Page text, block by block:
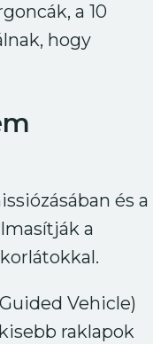
a 10
hogy
és a
a
Vehicle)
raklapok